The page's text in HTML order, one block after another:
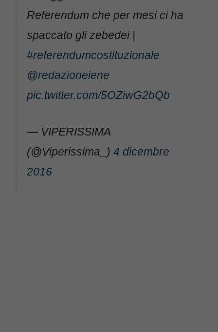
Referendum che per mesi ci ha
spaccato gli zebedei |
#referendumcostituzionale
@redazioneiene
pic.twitter.com/5OZiwG2bQb
— VIPERISSIMA
(@Viperissima_) 4 dicembre
2016